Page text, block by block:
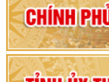
80 năm
vì sự
Bộ
Đảng bộ
2025 -